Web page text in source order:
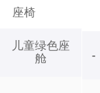
座椅
儿童绿色座
舱
-